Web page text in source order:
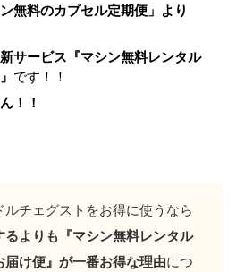
無料のカプセル定期便」より
サービス『マシン無料レンタル
です！！
！！
ルチェグストをお得に使うなら
るよりも『マシン無料レンタル
届け便』が一番お得な理由につ